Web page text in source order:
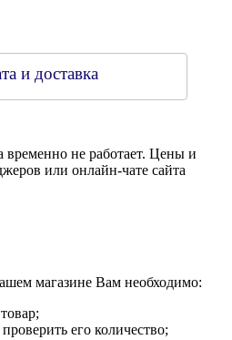
и доставка
временно не работает. Цены и
или онлайн-чате сайта
магазине Вам необходимо:
его количество;